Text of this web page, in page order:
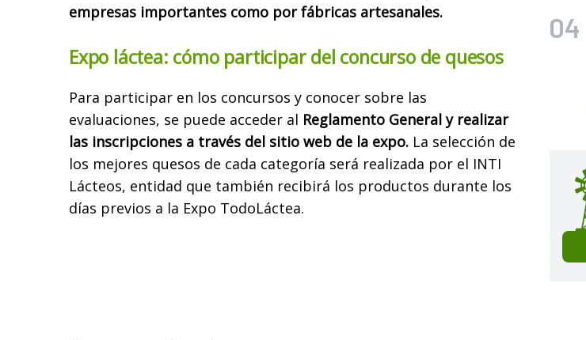
empresas importantes como por fábricas artesanales.
Expo láctea: cómo participar del concurso de quesos
Para participar en los concursos y conocer sobre las
evaluaciones, se puede acceder al Reglamento General y realizar
las inscripciones a través del sitio web de la expo. La selección de
los mejores quesos de cada categoría será realizada por el INTI
Lácteos, entidad que también recibirá los productos durante los
días previos a la Expo TodoLáctea.